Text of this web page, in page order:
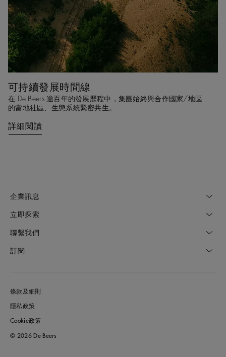
可持續發展時間線
在 De Beers 逾百年的發展歷程中，集團始終與合作國家/地區
的當地社區、生態系統緊密共生。
詳細閱讀
企業訊息
立即探索
聯繫我們
訂閱
條款及細則
隱私政策
Cookie政策
© 2026 De Beers